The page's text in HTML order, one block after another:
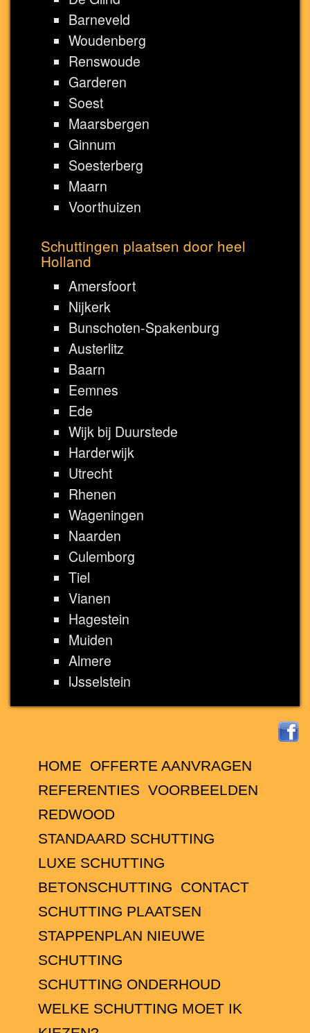
Barneveld
Woudenberg
Renswoude
Garderen
Soest
Maarsbergen
Ginnum
Soesterberg
Maarn
Voorthuizen
Schuttingen plaatsen door heel
Holland
Amersfoort
Nijkerk
Bunschoten-Spakenburg
Austerlitz
Baarn
Eemnes
Ede
Wijk bij Duurstede
Harderwijk
Utrecht
Rhenen
Wageningen
Naarden
Culemborg
Tiel
Vianen
Hagestein
Muiden
Almere
IJsselstein
HOME
OFFERTE AANVRAGEN
REFERENTIES VOORBEELDEN
REDWOOD
STANDAARD SCHUTTING
LUXE SCHUTTING
BETONSCHUTTING
CONTACT
SCHUTTING PLAATSEN
STAPPENPLAN NIEUWE
SCHUTTING
SCHUTTING ONDERHOUD
WELKE SCHUTTING MOET IK